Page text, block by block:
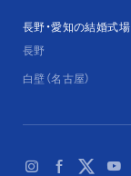
長野・愛知の結婚式場
長野
白壁（名古屋）